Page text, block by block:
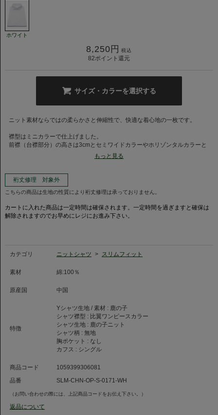
ホワイト
8,250 円 税込
82ポイント還元
サイズ・カラーを選択する
ニット素材ならではの柔らかさと伸縮性で、快適な着心地の一枚です。
襟型はミニカラーで仕上げました。
前襟（台襟部分）の高さは3cmとセミワイドカラーやホリゾンタルカラーと
はほぼ変わらずに、羽襟の長さを7cmとコンパクトに仕上げた、比翼ワンピ
ースカラーの登場です。こちらはボタンが隠れる仕様になっており、やわら
こと、ジャケットのインナーでタイドアップなど幅広い着こなしと、襟元を
小振りに見せることで、上品な印象を演出しています。
鹿の子は軽さや通気性が特徴の夏らしい素材です。
伸縮性にも優れており、カミチャニスタの特徴でもある、袖の後付け(マニ
※鹿の子素材は編物ですので伸縮性に富み、着用感が楽に感じられます。
取り扱いにはご注意ください。
比翼ワンピースカラー・・・台襟がなく1枚仕立ての襟のため、V字型のネッ
になっている襟の形で、羽襟の後ろにボタンが隠れる仕様になっています。
◆クリーニング店をご利用の場合◆
ニットシャツ製品はプレス工程時に設備や機材の問題によって、着丈や袖丈
が大きく伸びてしまう恐れがあります。ご相談の上、お預け下さい。
※こちらのシャツはスプリットヨークではございません
もっと見る
裄丈修理 対象外
こちらの商品は生地の性質により裄丈修理は承っておりません。
カートに入れた商品は一定時間は確保されます。一定時間を過ぎますと確保は
解除されますのでお早めにレジにお進み下さい。
カテゴリ ニットシャツ > スリムフィット
素材 綿:100％
原産国 中国
特徴
Yシャツ生地 / 素材 : 鹿の子
シャツ襟型 : 比翼ワンピースカラー
シャツ生地 : 鹿の子ニット
シャツ柄 : 無地
胸ポケット : なし
カフス : シングル
商品コード
1059399306081
品番
SLM-CHN-OP-S-0171-WH
（お問い合わせの際には、上記商品コードをお伝え下さい。）
返品について